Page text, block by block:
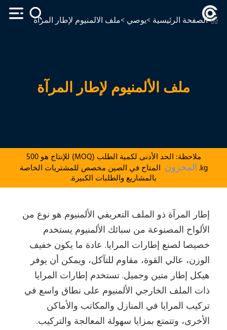
الصفحة الرئيسية>يوصي>ملف الألمنيوم لإطار المرآة
ملف الألمنيوم لإطار المرآة
ملاحظة: الحد الأدنى لكمية الطلب (MOQ) للإنتاج هو 500
kg. المخزون المتاح في الصين مخصص للمشتريات الخاصة
بالمشاريع والطلبات الكبيرة.
إطار المرآة ذو الملف التعريفي الألمنيوم هو نوع من
الألواح المصنوعة من سبائك الألمنيوم يستخدم
خصيصا لصنع إطارات المرايا. عادة ما يكون خفيف
الوزن، عالي القوة، مقاوم للتآكل، ويمكن أن يوفر
هيكل إطار متين وجميل. تستخدم إطارات المرايا
ذات الملف الخارجي الألمنيوم على نطاق واسع في
تركيب المرايا في المنازل والمكاتب والأماكن
الأخرى، وتتمتع بمزايا سهولة المعالجة والتركيب.